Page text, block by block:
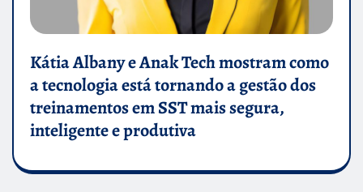
Kátia Albany e Anak Tech mostram como
a tecnologia está tornando a gestão dos
treinamentos em SST mais segura,
inteligente e produtiva